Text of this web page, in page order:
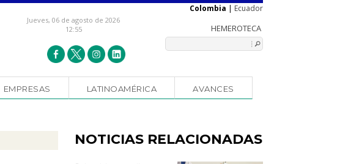
Jueves, 06 de agosto de 2026
12:55
Colombia | Ecuador
EMPRESAS LATINOAMÉRICA AVANCES
NOTICIAS RELACIONADAS